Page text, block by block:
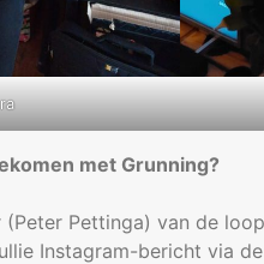
met Grunning?
(Peter Pettinga) van de
Instagram-bericht via